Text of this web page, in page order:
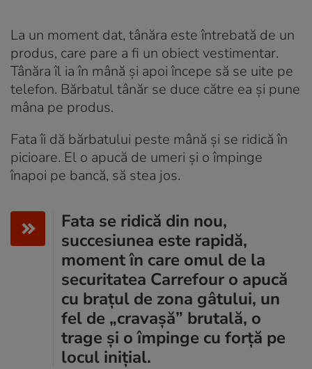
La un moment dat, tânăra este întrebată de un
produs, care pare a fi un obiect vestimentar.
Tânăra îl ia în mână și apoi începe să se uite pe
telefon. Bărbatul tânăr se duce către ea și pune
mâna pe produs.
Fata îi dă bărbatului peste mână și se ridică în
picioare. El o apucă de umeri și o împinge
înapoi pe bancă, să stea jos.
Fata se ridică din nou,
succesiunea este rapidă,
moment în care omul de la
securitatea Carrefour o apucă
cu brațul de zona gâtului, un
fel de „cravașă” brutală, o
trage și o împinge cu forță pe
locul inițial.